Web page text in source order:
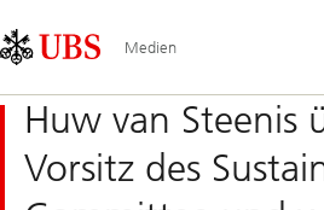
Links
Area
Medien
Huw van Steenis
Vorsitz des